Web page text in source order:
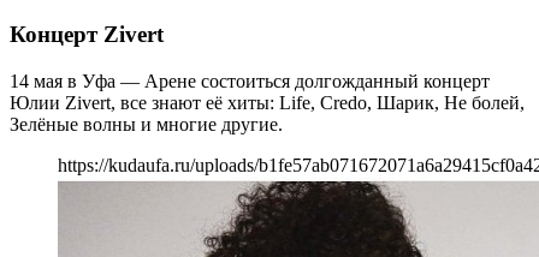
Концерт Zivert
14 мая в Уфа — Арене состоиться долгожданный концерт
Юлии Zivert, все знают её хиты: Life, Credo, Шарик, Не болей,
Зелёные волны и многие другие.
https://kudaufa.ru/uploads/